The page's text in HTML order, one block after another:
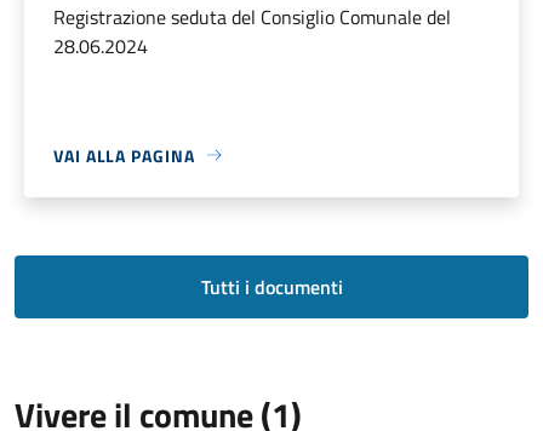
Registrazione seduta del Consiglio Comunale del
28.06.2024
VAI ALLA PAGINA
Tutti i documenti
Vivere il comune (1)